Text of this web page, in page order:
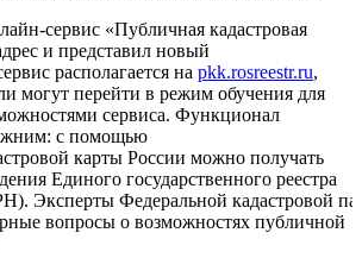
сервис «Публичная кадастровая
и представил новый
располагается на pkk.rosreestr.ru,
могут перейти в режим обучения для
сервиса. Функционал
с помощью
карты России можно получать
Единого государственного реестра
Эксперты Федеральной кадастровой
вопросы о возможностях публичной